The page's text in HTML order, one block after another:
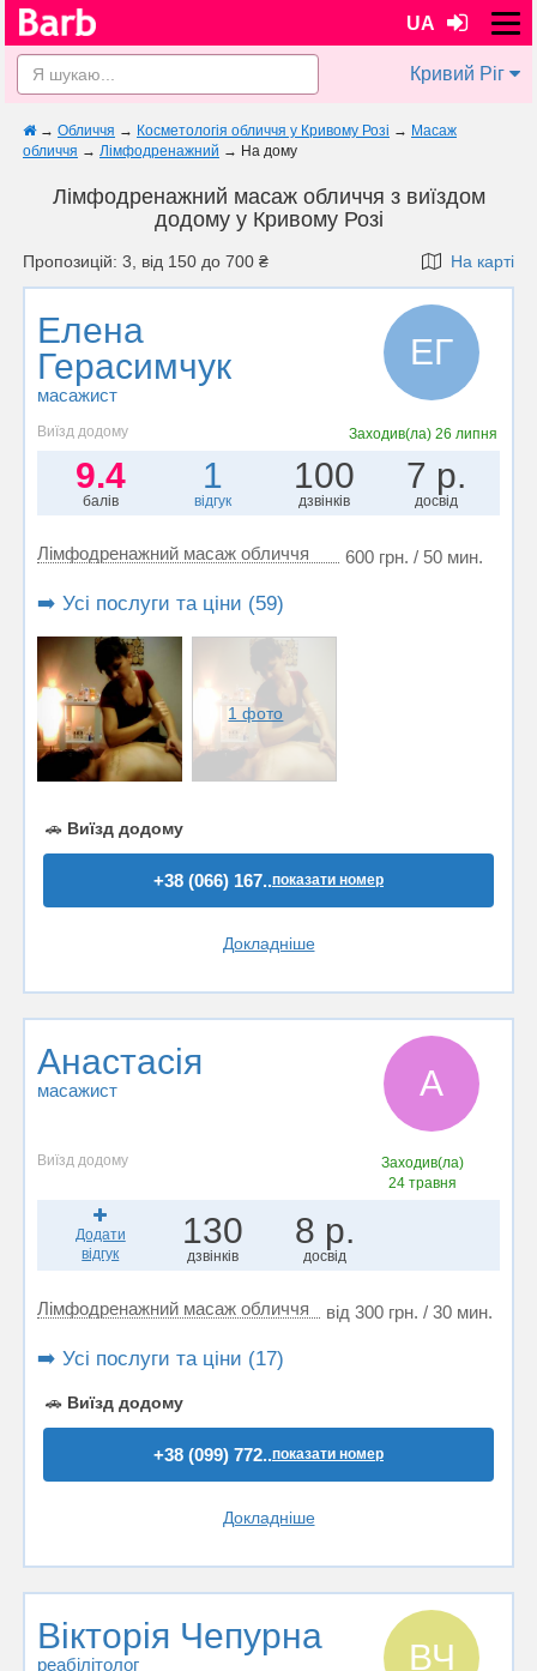
UA
Кривий Ріг
→ Обличчя → Косметологія обличчя у Кривому Розі → Масаж
обличчя → Лімфодренажний → На дому
Лімфодренажний масаж обличчя з виїздом
додому у Кривому Розі
Пропозицій: 3, від 150 до 700 ₴ На карті
Елена
Герасимчук
масажист
ЕГ
Виїзд додому Заходив(ла) 26 липня
9.4
балів
1
відгук
100
дзвінків
7 р.
досвід
Лімфодренажний масаж обличчя 600 грн. / 50 мин.
➡️ Усі послуги та ціни (59)
1 фото
🚗 Виїзд додому
+38 (066) 167..показати номер
Докладніше
Анастасія
масажист А
Виїзд додому
Заходив(ла)
24 травня
Додати
відгук
130
дзвінків
8 р.
досвід
Лімфодренажний масаж обличчя від 300 грн. / 30 мин.
➡️ Усі послуги та ціни (17)
🚗 Виїзд додому
+38 (099) 772..показати номер
Докладніше
Вікторія Чепурна
реабілітолог ВЧ